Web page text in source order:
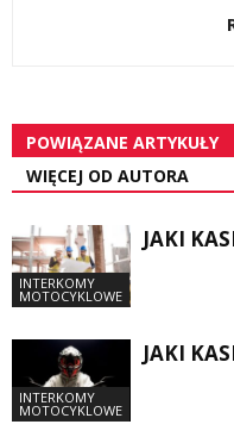
POWIĄZANE ARTYKUŁY
WIĘCEJ OD AUTORA
INTERKOMY
MOTOCYKLOWE
JAKI
INTERKOMY
MOTOCYKLOWE
JAKI